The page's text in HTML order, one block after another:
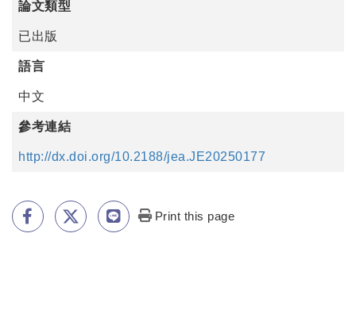
論文類型
已出版
語言
中文
參考連結
http://dx.doi.org/10.2188/jea.JE20250177
Print this page